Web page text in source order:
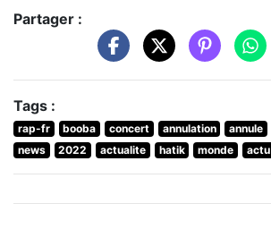
Partager :
Tags :
rap-fr booba concert annulation annule
news
2022 actualite hatik monde actu